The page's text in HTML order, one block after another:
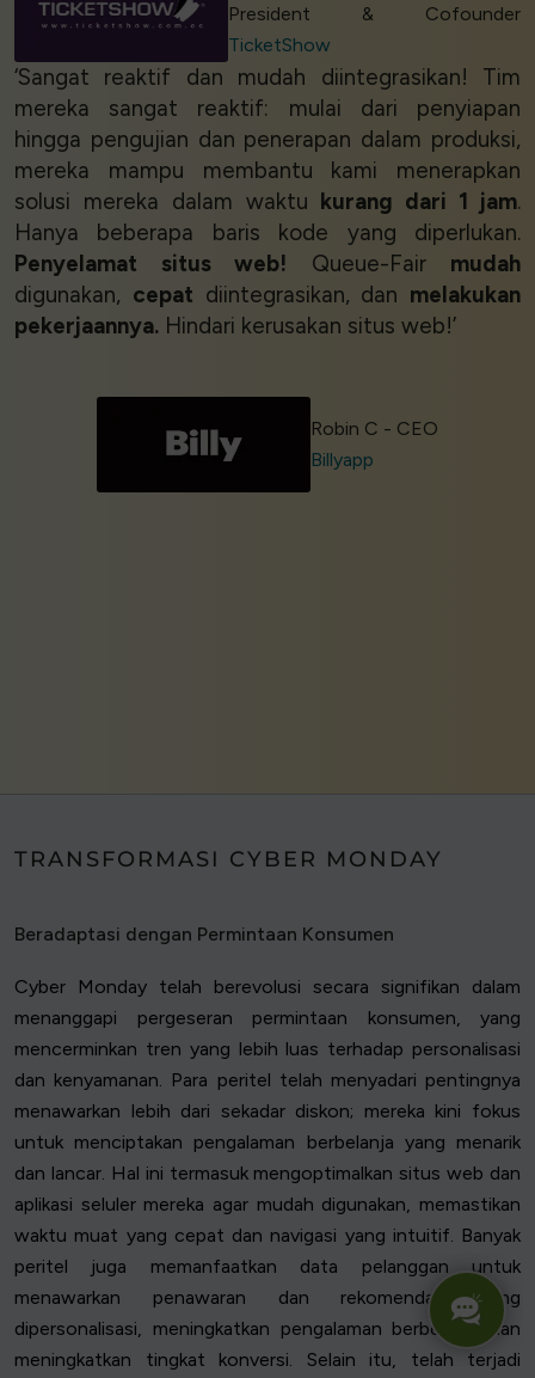
President & Cofounder
TicketShow
‘Sangat reaktif dan mudah diintegrasikan! Tim
mereka sangat reaktif: mulai dari penyiapan
hingga pengujian dan penerapan dalam produksi,
mereka mampu membantu kami menerapkan
solusi mereka dalam waktu kurang dari 1 jam.
Hanya beberapa baris kode yang diperlukan.
Penyelamat situs web! Queue-Fair mudah
digunakan, cepat diintegrasikan, dan melakukan
pekerjaannya. Hindari kerusakan situs web!’
Robin C - CEO
Billyapp
TRANSFORMASI CYBER MONDAY
Beradaptasi dengan Permintaan Konsumen
Cyber Monday telah berevolusi secara signifikan dalam
menanggapi pergeseran permintaan konsumen, yang
mencerminkan tren yang lebih luas terhadap personalisasi
dan kenyamanan. Para peritel telah menyadari pentingnya
menawarkan lebih dari sekadar diskon; mereka kini fokus
untuk menciptakan pengalaman berbelanja yang menarik
dan lancar. Hal ini termasuk mengoptimalkan situs web dan
aplikasi seluler mereka agar mudah digunakan, memastikan
waktu muat yang cepat dan navigasi yang intuitif. Banyak
peritel juga memanfaatkan data pelanggan untuk
menawarkan penawaran dan rekomendasi yang
dipersonalisasi, meningkatkan pengalaman berbelanja dan
meningkatkan tingkat konversi. Selain itu, telah terjadi